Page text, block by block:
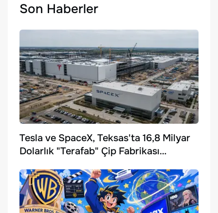
Son Haberler
Tesla ve SpaceX, Teksas'ta 16,8 Milyar
Dolarlık "Terafab" Çip Fabrikası